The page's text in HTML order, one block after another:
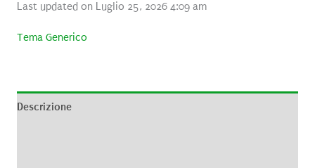
Last updated on Luglio 25, 2026 4:09 am
Tema Generico
Descrizione